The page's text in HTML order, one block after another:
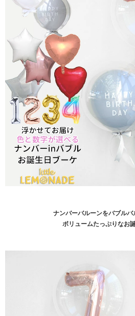
ナンバーバルーンをバブル
ボリュームたっぷりなお